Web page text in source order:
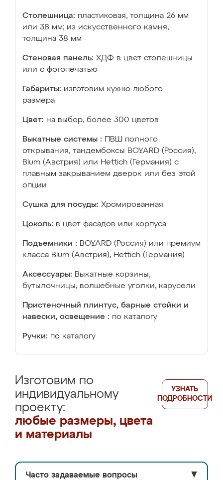
Столешница: пластиковая, толщина 26 мм
или 38 мм; из искусственного камня,
толщина 38 мм
Стеновая панель: ХДФ в цвет столешницы
или с фотопечатью
Габариты: изготовим кухню любого
размера
Цвет: на выбор, более 300 цветов
Выкатные системы :
ПВШ полного
открывания, тандембоксы BOYARD (Россия),
Blum (Австрия) или Hettich (Германия) с
плавным закрыванием дверок или без этой
опции
Сушка для посуды: Хромированная
Цоколь: в цвет фасадов или корпуса
Подъемники : BOYARD (Россия) или премиум
класса Blum (Австрия), Hettich (Германия)
Аксессуары: Выкатные корзины,
бутылочницы, волшебные уголки, карусели
Пристеночный плинтус, барные стойки и
навески, освещение : по каталогу
Ручки: по каталогу
Изготовим по
индивидуальному
проекту:
любые размеры, цвета
и материалы
УЗНАТЬ
ПОДРОБНОСТИ
Часто задаваемые вопросы ▼